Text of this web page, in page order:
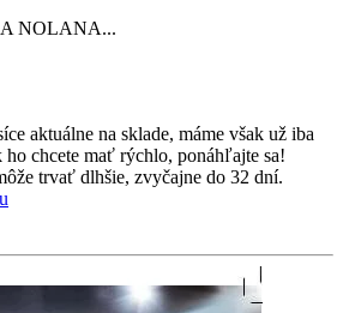
NOLANA...
aktuálne na sklade, máme však už iba
ho chcete mať rýchlo, ponáhľajte sa!
trvať dlhšie, zvyčajne do 32 dní.